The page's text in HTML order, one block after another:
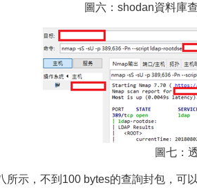
圖六：shodan資料庫
圖七：
示，不到100 bytes的查詢封包，可